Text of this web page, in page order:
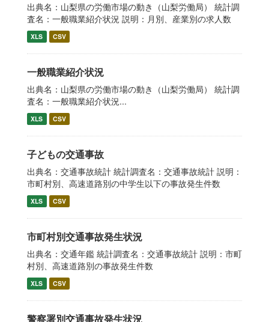
出典名：山梨県の労働市場の動き（山梨労働局） 統計調
査名：一般職業紹介状況 説明：月別、産業別の求人数
XLS CSV
一般職業紹介状況
出典名：山梨県の労働市場の動き（山梨労働局） 統計調
査名：一般職業紹介状況...
XLS CSV
子どもの交通事故
出典名：交通事故統計 統計調査名：交通事故統計 説明：
市町村別、高速道路別の中学生以下の事故発生件数
XLS CSV
市町村別交通事故発生状況
出典名：交通年鑑 統計調査名：交通事故統計 説明：市町
村別、高速道路別の事故発生件数
XLS CSV
警察署別交通事故発生状況